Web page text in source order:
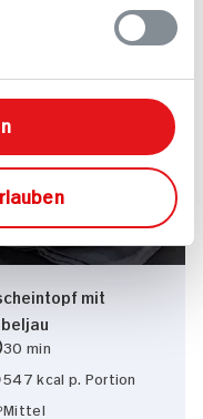
mit
30 min
547 kcal p. Portion
Mittel